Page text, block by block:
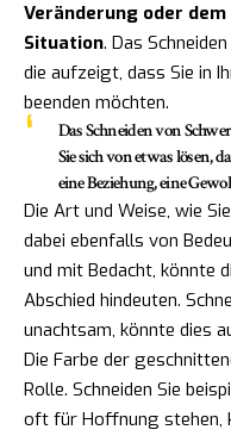
Veränderung oder
Situation. Das
die aufzeigt, dass Sie in
beenden möchten.
Das Schneiden von
Sie sich von etwas lösen,
eine Beziehung, eine
Die Art und Weise, wie
dabei ebenfalls von
und mit Bedacht, könnte
Abschied hindeuten.
unachtsam, könnte dies
Die Farbe der
Rolle. Schneiden Sie
oft für Hoffnung stehen,